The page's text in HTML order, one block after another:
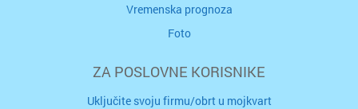
Vremenska prognoza
Foto
ZA POSLOVNE KORISNIKE
Uključite svoju firmu/obrt u mojkvart